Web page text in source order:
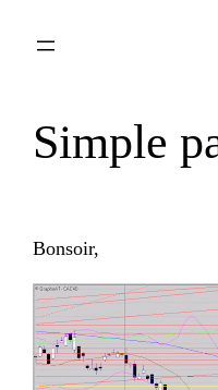
Simple
Bonsoir,